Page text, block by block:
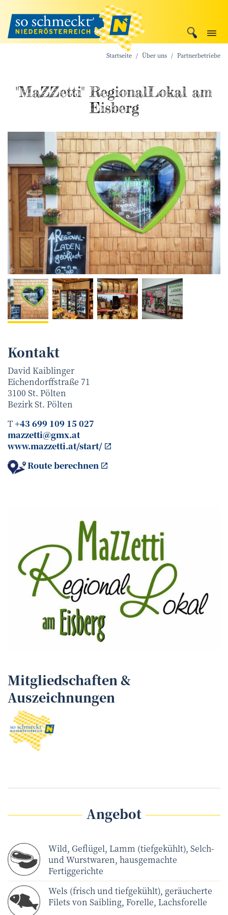
Startseite Über uns Partnerbetriebe
"MaZZetti" RegionalLokal am
Eisberg
©Maria Kaiblinger
Kontakt
David Kaiblinger
Eichendorffstraße 71
3100 St. Pölten
BezirkSt. Pölten
T+43 699 109 15 027
mazzetti@gmx.at
www.mazzetti.at/start/
Route berechnen
Mitgliedschaften &
Auszeichnungen
Angebot
Wild, Geflügel, Lamm (tiefgekühlt), Selch-
und Wurstwaren, hausgemachte
Fertiggerichte
Wels (frisch und tiefgekühlt), geräucherte
Filets von Saibling, Forelle, Lachsforelle